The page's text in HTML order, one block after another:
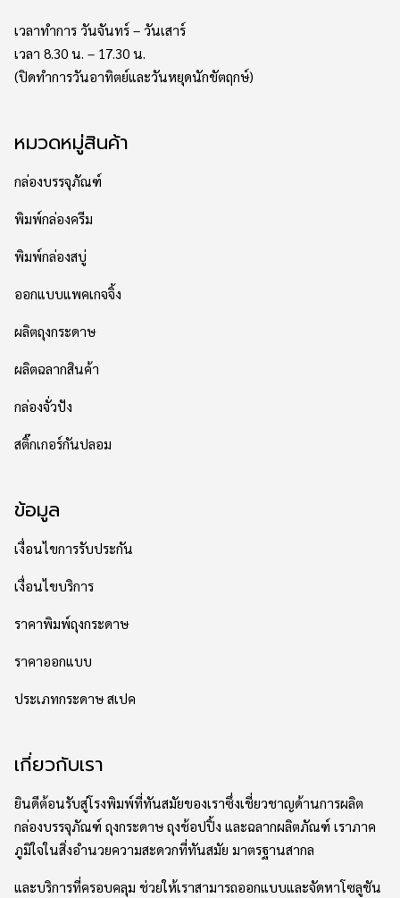
เวลาทำการ วันจันทร์ – วันเสาร์
เวลา 8.30 น. – 17.30 น.
(ปิดทำการวันอาทิตย์และวันหยุดนักขัตฤกษ์)
หมวดหมู่สินค้า
กล่องบรรจุภัณฑ์
พิมพ์กล่องครีม
พิมพ์กล่องสบู่
ออกแบบแพคเกจจิ้ง
ผลิตถุงกระดาษ
ผลิตฉลากสินค้า
กล่องจั่วปัง
สติ๊กเกอร์กันปลอม
ข้อมูล
เงื่อนไขการรับประกัน
เงื่อนไขบริการ
ราคาพิมพ์ถุงกระดาษ
ราคาออกแบบ
ประเภทกระดาษ สเปค
เกี่ยวกับเรา
ยินดีต้อนรับสู่โรงพิมพ์ที่ทันสมัยของเราซึ่งเชี่ยวชาญด้านการผลิต
กล่องบรรจุภัณฑ์ ถุงกระดาษ ถุงช้อปปิ้ง และฉลากผลิตภัณฑ์ เราภาค
ภูมิใจในสิ่งอำนวยความสะดวกที่ทันสมัย มาตรฐานสากล
และบริการที่ครอบคลุม ช่วยให้เราสามารถออกแบบและจัดหาโซลูชัน